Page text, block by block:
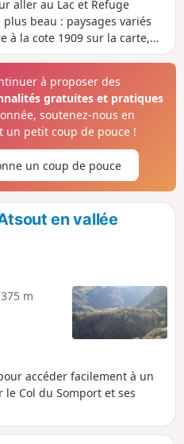
aller au Lac et Refuge
beau : paysages variés
à la cote 1909 sur la carte,
La première moitié de
suit plus ou moins une
le loisir de regarder les très
nous depuis les flancs de la
à proposer des
gratuites et pratiques
soutenez-nous en
un petit coup de pouce !
un coup de pouce
en vallée
m
accéder facilement à un
Col du Somport et ses